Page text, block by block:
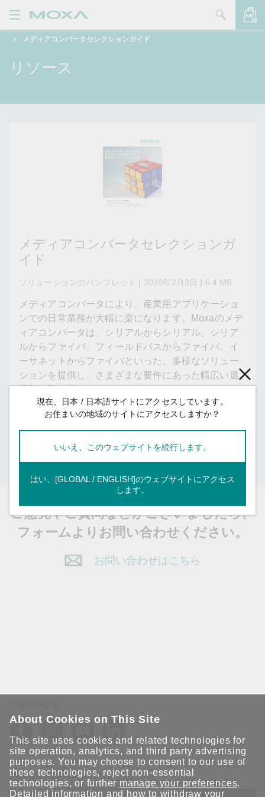
品
リューション
メディアコンバータセレクションガイド
リソース
メディアコンバータセレクションガ
イド
ソリューションのパンフレット | 2020年2月3日 | 6.4 MB
メディアコンバータにより、産業用アプリケーショ
ンでの日常業務が大幅に楽になります。Moxaのメデ
ィアコンバータは、シリアルからシリアル、シリア
ルからファイバ、フィールドバスからファイバ、イ
ーサネットからファイバといった、多様なソリュー
ションを提供し、さまざまな要件にあった幅広い選
択肢が取り揃えられています。
ダウンロード 保存
アカウントをお持ちですか？ ログイン
ご意見やご質問などがございましたら、
フォームよりお問い合わせください。
お問い合わせはこちら
Moxaとつながり続けましょう！
バッグを見る
現在、日本 / 日本語サイトにアクセスしています。
お住まいの地域のサイトにアクセスしますか？
いいえ、このウェブサイトを続行します。
はい、[GLOBAL / ENGLISH]のウェブサイトにアクセス
します。
About Cookies on This Site
This site uses cookies and related technologies for
site operation, analytics, and third party advertising
purposes. You may choose to consent to our use of
these technologies, reject non-essential
technologies, or further manage your preferences.
Detailed information and how to withdraw your